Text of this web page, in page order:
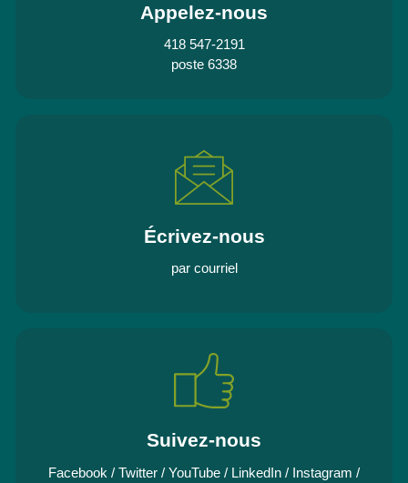
Appelez-nous
418 547-2191
poste 6338
Écrivez-nous
par courriel
Suivez-nous
Facebook / Twitter / YouTube / LinkedIn / Instagram /